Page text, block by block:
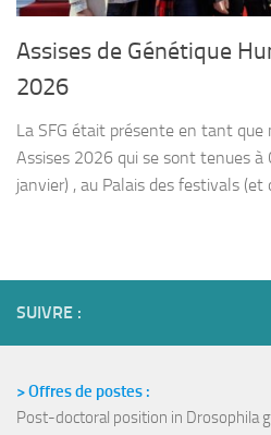
Assises de Génétique
2026
La SFG était présente en tant que
Assises 2026 qui se sont tenues à
janvier) , au Palais des festivals (et
SUIVRE :
> Offres de postes :
Post-doctoral position in Drosophila